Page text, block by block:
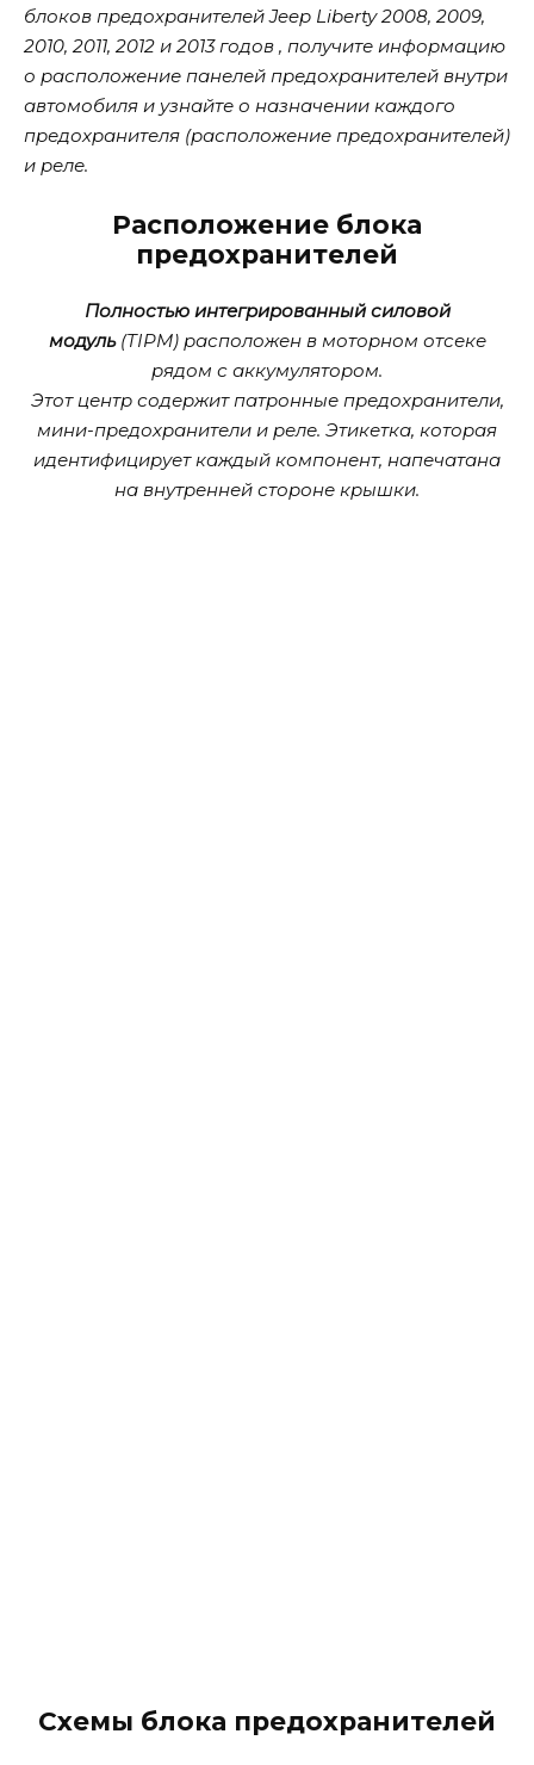
блоков предохранителей Jeep Liberty 2008, 2009,
2010, 2011, 2012 и 2013 годов , получите информацию
о расположение панелей предохранителей внутри
автомобиля и узнайте о назначении каждого
предохранителя (расположение предохранителей)
и реле.
Расположение блока
предохранителей
Полностью интегрированный силовой
модуль(TIPM) расположен в моторном отсеке
рядом с аккумулятором.
Этот центр содержит патронные предохранители,
мини-предохранители и реле. Этикетка, которая
идентифицирует каждый компонент, напечатана
на внутренней стороне крышки.
Схемы блока предохранителей